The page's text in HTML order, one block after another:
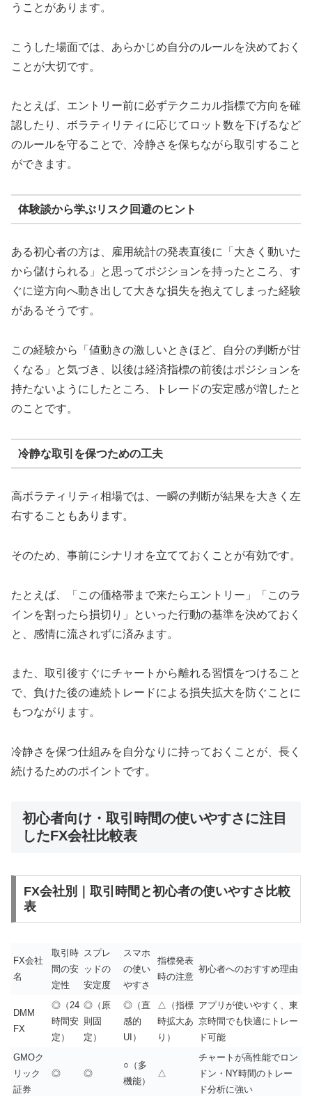
うことがあります。
こうした場面では、あらかじめ自分のルールを決めておく
ことが大切です。
たとえば、エントリー前に必ずテクニカル指標で方向を確
認したり、ボラティリティに応じてロット数を下げるなど
のルールを守ることで、冷静さを保ちながら取引すること
ができます。
体験談から学ぶリスク回避のヒント
ある初心者の方は、雇用統計の発表直後に「大きく動いた
から儲けられる」と思ってポジションを持ったところ、す
ぐに逆方向へ動き出して大きな損失を抱えてしまった経験
があるそうです。
この経験から「値動きの激しいときほど、自分の判断が甘
くなる」と気づき、以後は経済指標の前後はポジションを
持たないようにしたところ、トレードの安定感が増したと
のことです。
冷静な取引を保つための工夫
高ボラティリティ相場では、一瞬の判断が結果を大きく左
右することもあります。
そのため、事前にシナリオを立てておくことが有効です。
たとえば、「この価格帯まで来たらエントリー」「このラ
インを割ったら損切り」といった行動の基準を決めておく
と、感情に流されずに済みます。
また、取引後すぐにチャートから離れる習慣をつけること
で、負けた後の連続トレードによる損失拡大を防ぐことに
もつながります。
冷静さを保つ仕組みを自分なりに持っておくことが、長く
続けるためのポイントです。
初心者向け・取引時間の使いやすさに注目
したFX会社比較表
FX会社別｜取引時間と初心者の使いやすさ比較
表
FX会社
名
取引時
間の安
定性
スプレ
ッドの
安定度
スマホ
の使い
やすさ
指標発表
時の注意
初心者へのおすすめ理由
DMM
FX
◎（24
時間安
定）
◎（原
則固
定）
◎（直
感的
UI）
△（指標
時拡大あ
り）
アプリが使いやすく、東
京時間でも快適にトレー
ド可能
GMOク
リック
証券
◎ ◎
○（多
機能）
△
チャートが高性能でロン
ドン・NY時間のトレー
ド分析に強い